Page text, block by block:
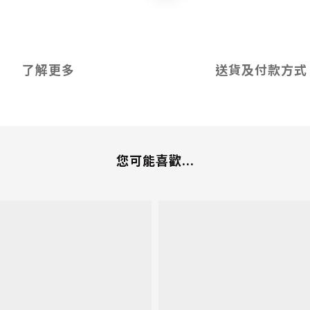
了解更多 送貨及付款方式
您可能喜歡...